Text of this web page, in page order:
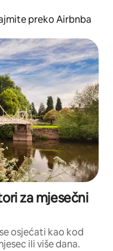
preko Airbnba
za mjesečni
osjećati kao kod
ili više dana.